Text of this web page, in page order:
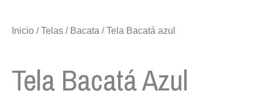
Inicio /Telas / Bacata / Tela Bacatá azul
Tela Bacatá Azul